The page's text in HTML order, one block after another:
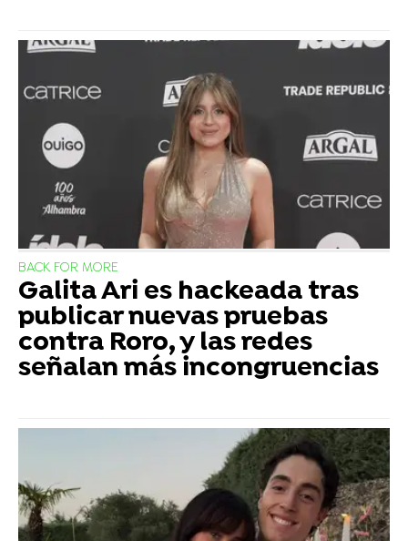
BACK FOR MORE
Galita Ari es hackeada tras
publicar nuevas pruebas
contra Roro, y las redes
señalan más incongruencias